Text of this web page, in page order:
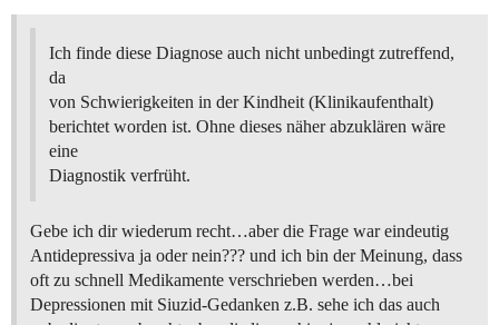
Ich finde diese Diagnose auch nicht unbedingt zutreffend,
da
von Schwierigkeiten in der Kindheit (Klinikaufenthalt)
berichtet worden ist. Ohne dieses näher abzuklären wäre
eine
Diagnostik verfrüht.
Gebe ich dir wiederum recht…aber die Frage war eindeutig
Antidepressiva ja oder nein??? und ich bin der Meinung, dass
oft zu schnell Medikamente verschrieben werden…bei
Depressionen mit Siuzid-Gedanken z.B. sehe ich das auch